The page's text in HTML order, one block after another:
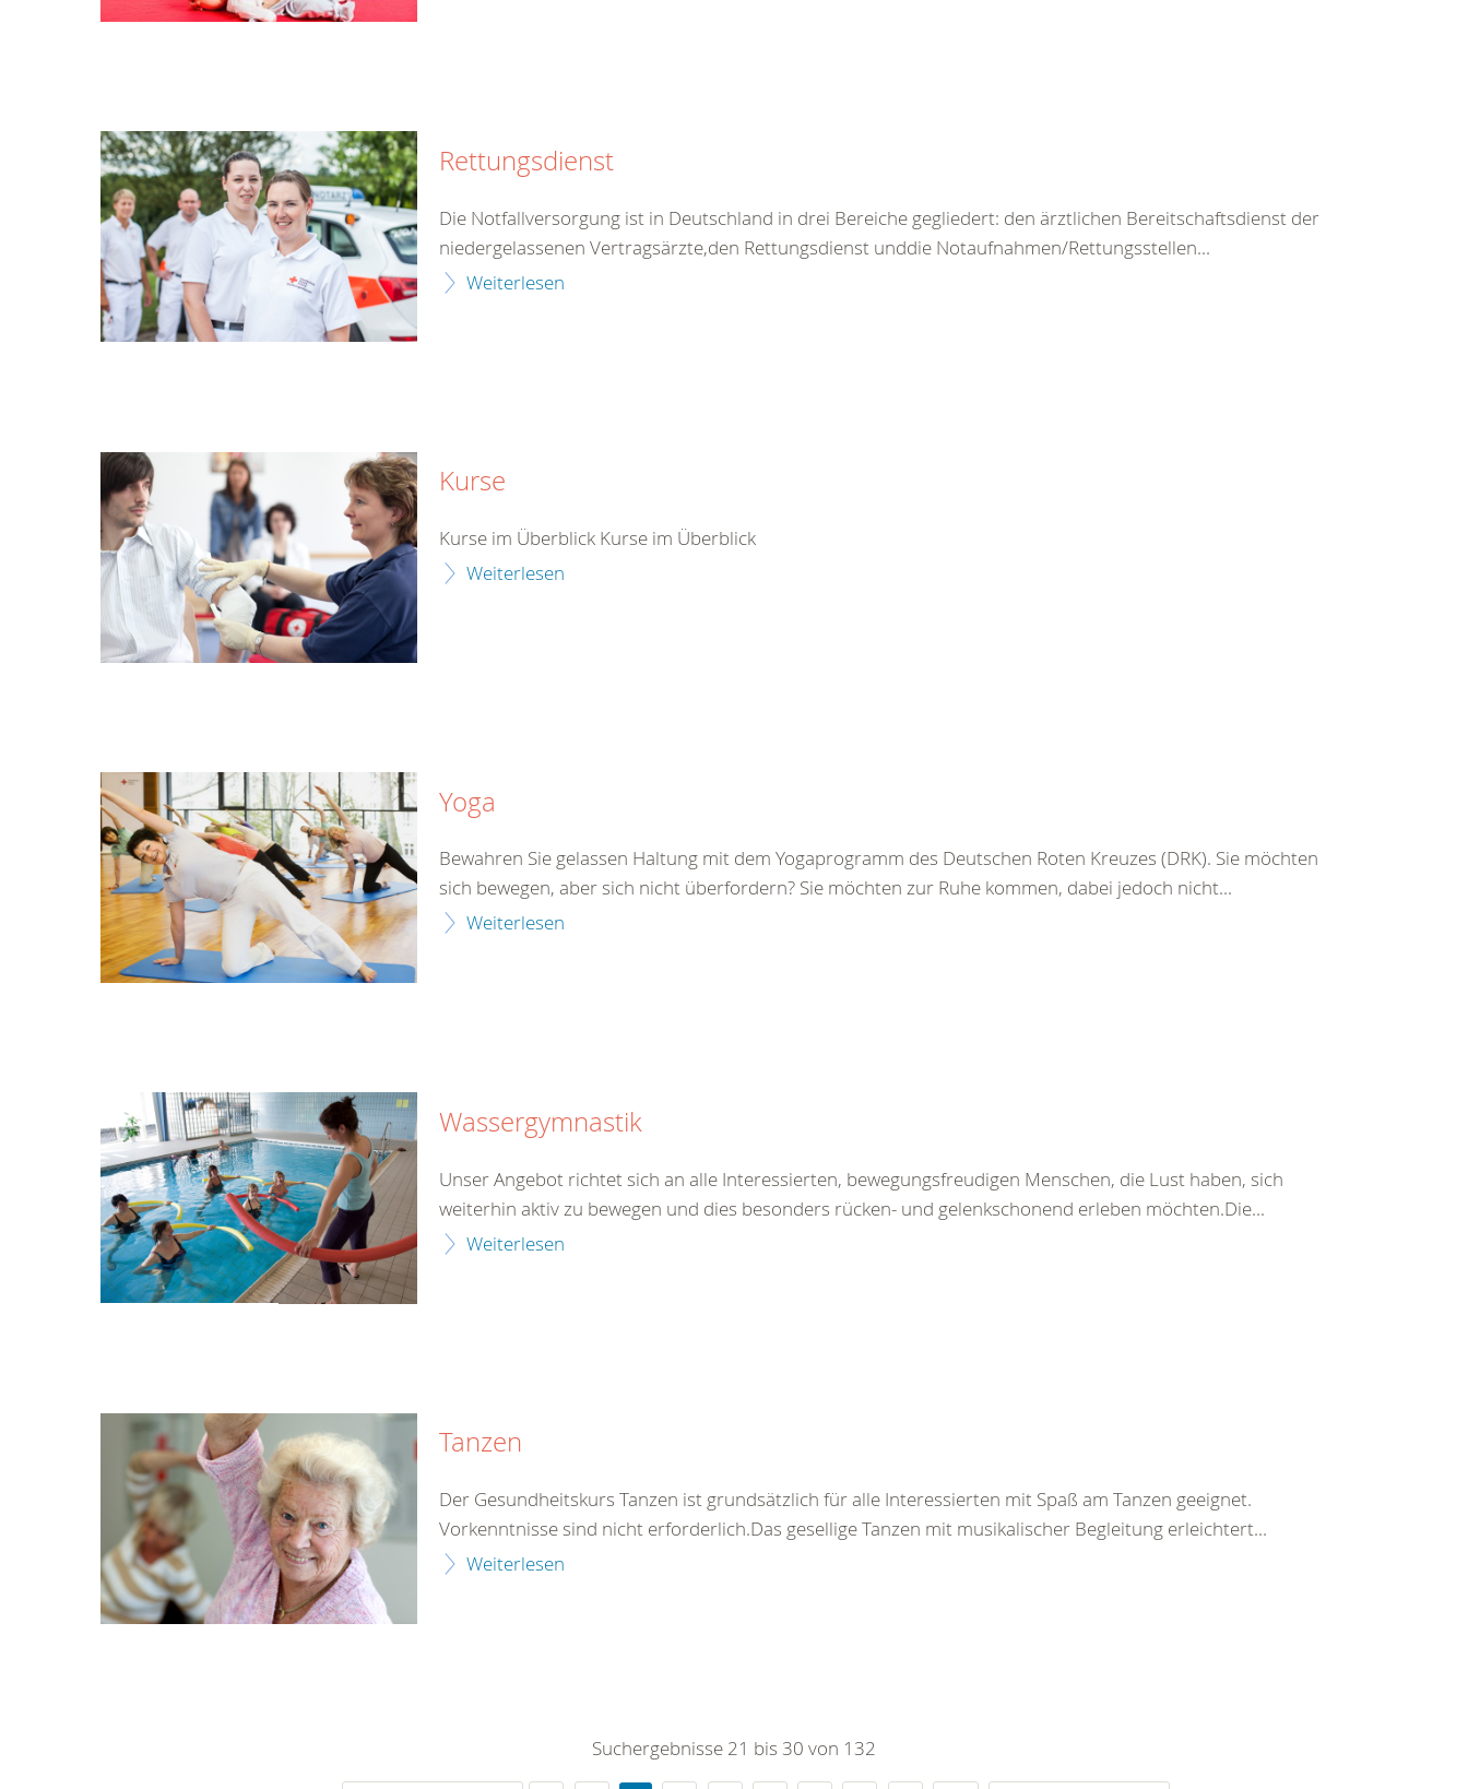
Rettungsdienst
Die Notfallversorgung ist in Deutschland in drei Bereiche gegliedert: den ärztlichen Bereitschaftsdienst der
niedergelassenen Vertragsärzte,den Rettungsdienst unddie Notaufnahmen/Rettungsstellen...
Weiterlesen
Kurse
Kurse im Überblick Kurse im Überblick
Weiterlesen
Yoga
Bewahren Sie gelassen Haltung mit dem Yogaprogramm des Deutschen Roten Kreuzes (DRK). Sie möchten
sich bewegen, aber sich nicht überfordern? Sie möchten zur Ruhe kommen, dabei jedoch nicht...
Weiterlesen
Wassergymnastik
Unser Angebot richtet sich an alle Interessierten, bewegungsfreudigen Menschen, die Lust haben, sich
weiterhin aktiv zu bewegen und dies besonders rücken- und gelenkschonend erleben möchten.Die...
Weiterlesen
Tanzen
Der Gesundheitskurs Tanzen ist grundsätzlich für alle Interessierten mit Spaß am Tanzen geeignet.
Vorkenntnisse sind nicht erforderlich.Das gesellige Tanzen mit musikalischer Begleitung erleichtert...
Weiterlesen
Suchergebnisse 21 bis 30 von 132